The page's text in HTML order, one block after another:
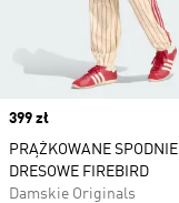
Price
399 zł
PRĄŻKOWANE SPODNIE
DRESOWE FIREBIRD
Damskie Originals